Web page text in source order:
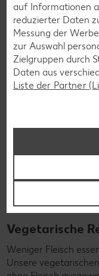
Vegetarische
Weniger Fleisch
Unsere
auf Informationen
reduzierter Daten
Messung der
zur Auswahl
Zielgruppen durch
Daten aus
Liste der Partner